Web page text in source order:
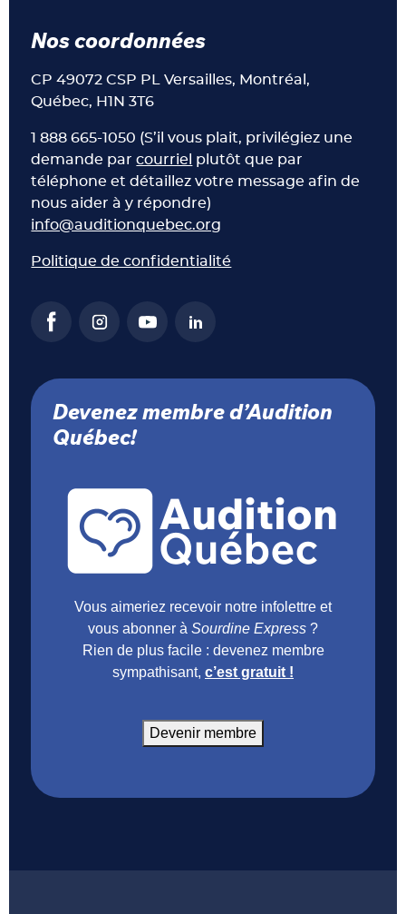
Nos coordonnées
CP 49072 CSP PL Versailles, Montréal,
Québec, H1N 3T6
1 888 665-1050 (S’il vous plait, privilégiez une
demande parcourriel plutôt que par
téléphone et détaillez votre message afin de
nous aider à y répondre)
info@auditionquebec.org
Politique de confidentialité
Devenez membre d’Audition
Québec!
Vous aimeriez recevoir notre infolettre et
vous abonner à Sourdine Express ?
Rien de plus facile : devenez membre
sympathisant, c’est gratuit !
Devenir membre